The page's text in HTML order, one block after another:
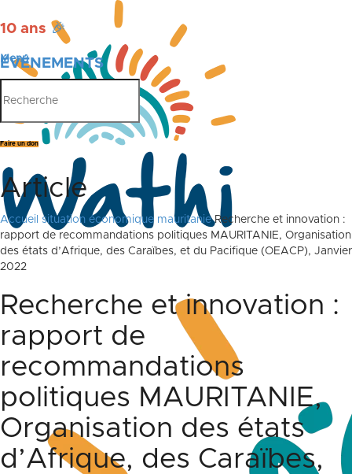
10 ans 🎉
ÉVÉNEMENTS
PUBLICATIONS
Menu
Faire un don
Article
Accueil situation économique mauritanie Recherche et innovation :
rapport de recommandations politiques MAURITANIE, Organisation
des états d’Afrique, des Caraïbes, et du Pacifique (OEACP), Janvier
2022
Recherche et innovation :
rapport de
recommandations
politiques MAURITANIE,
Organisation des états
d’Afrique, des Caraïbes,